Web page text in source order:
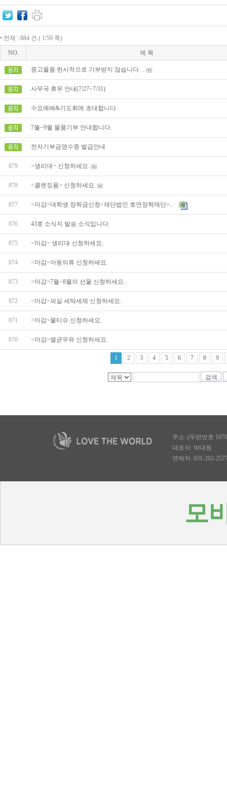
• 전체 : 884 건 ( 1/59 쪽)
NO. 제 목
중고물품 한시적으로 기부받지 않습니다. ..
사무국 휴무 안내(7/27~7/31)
수요예배&기도회에 초대합니다.
7월~9월 물품기부 안내합니다.
전자기부금영수증 발급안내
879 <생리대> 신청하세요.
878 <클렌징폼> 신청하세요.
877 <마감>대학생 장학금신청<재단법인 호연장학재단>..
876 43호 소식지 발송 소식입니다.
875 <마감> 생리대 신청하세요.
874 <마감>아동의류 신청하세요.
873 <마감>7월~8월의 선물 신청하세요.
872 <마감>퍼실 세탁세제 신청하세요.
871 <마감>물티슈 신청하세요.
870 <마감>멸균우유 신청하세요.
1 2 3 4 5 6 7 8 9
검색
주소: (우편번호
대표자: 박대원
연락처: 031-202-
모